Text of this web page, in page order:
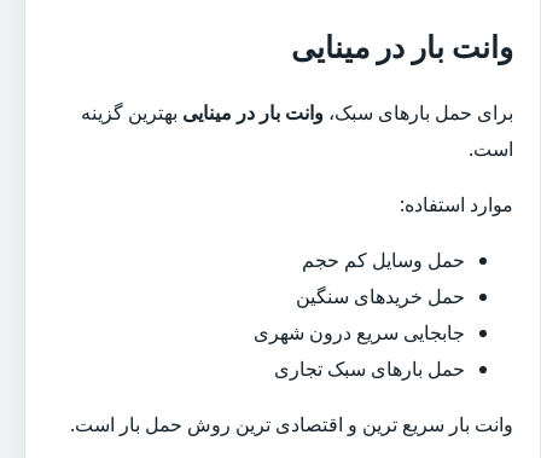
وانت بار در مینایی
برای حمل بارهای سبک، وانت بار در مینایی بهترین گزینه
است.
موارد استفاده:
حمل وسایل کم حجم
حمل خریدهای سنگین
جابجایی سریع درون شهری
حمل بارهای سبک تجاری
وانت بار سریع ترین و اقتصادی ترین روش حمل بار است.